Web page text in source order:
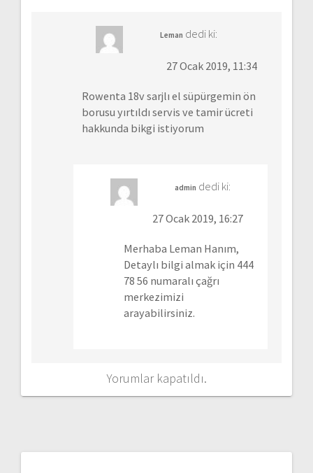
Leman dedi ki:
27 Ocak 2019, 11:34
Rowenta 18v sarjlı el süpürgemin ön
borusu yırtıldı servis ve tamir ücreti
hakkunda bikgi istiyorum
admin dedi ki:
27 Ocak 2019, 16:27
Merhaba Leman Hanım,
Detaylı bilgi almak için 444
78 56 numaralı çağrı
merkezimizi
arayabilirsiniz.
Yorumlar kapatıldı.